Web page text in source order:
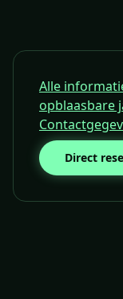
Alle
opblaasbare
Direct